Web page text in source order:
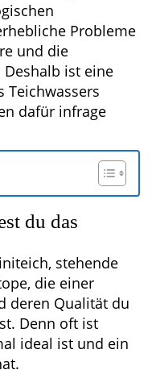
Probleme
und die
ist eine
Teichwassers
dafür infrage
du das
stehende
die einer
deren Qualität du
Denn oft ist
ideal ist und ein